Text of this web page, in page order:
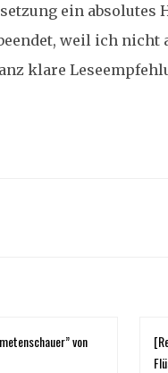
ein absolutes
weil ich nicht
klare
von